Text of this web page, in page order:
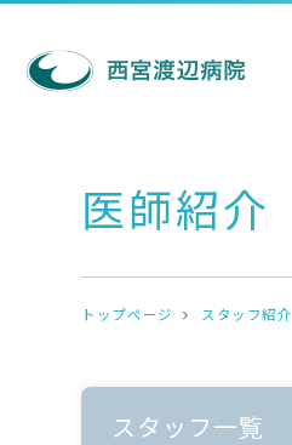
医師紹介
トップページ スタッフ紹介
スタッフ一覧